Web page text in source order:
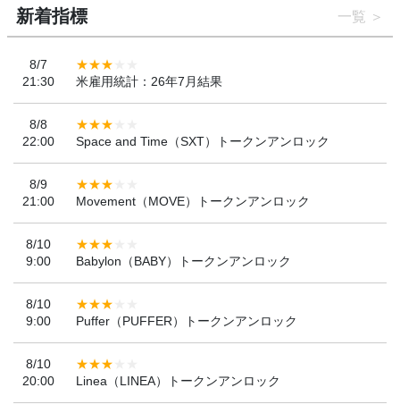
新着指標 一覧
8/7
21:30
米雇用統計：26年7月結果
8/8
22:00
Space and Time（SXT）トークンアンロック
8/9
21:00
Movement（MOVE）トークンアンロック
8/10
9:00
Babylon（BABY）トークンアンロック
8/10
9:00
Puffer（PUFFER）トークンアンロック
8/10
20:00
Linea（LINEA）トークンアンロック